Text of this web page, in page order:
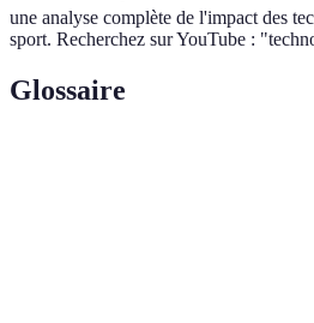
une analyse complète de l'impact des
sport. Recherchez sur YouTube :
Glossaire